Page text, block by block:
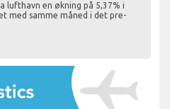
lufthavn en økning på 5,37% i
med samme måned i det pre-